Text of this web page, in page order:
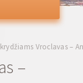
Vroclavas –
–